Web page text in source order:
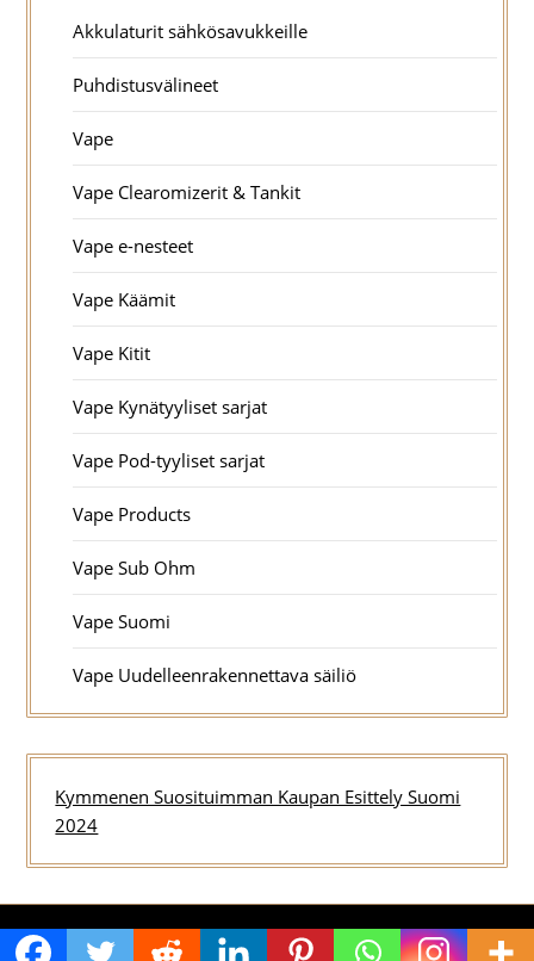
Akkulaturit sähkösavukkeille
Puhdistusvälineet
Vape
Vape Clearomizerit & Tankit
Vape e-nesteet
Vape Käämit
Vape Kitit
Vape Kynätyyliset sarjat
Vape Pod-tyyliset sarjat
Vape Products
Vape Sub Ohm
Vape Suomi
Vape Uudelleenrakennettava säiliö
Kymmenen Suosituimman Kaupan Esittely Suomi
2024
© 2026 Kaikki Vapingista